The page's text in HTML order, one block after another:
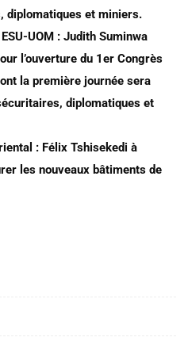
diplomatiques et miniers.
ESU-UOM : Judith Suminwa
l’ouverture du 1er Congrès
la première journée sera
diplomatiques et
: Félix Tshisekedi à
les nouveaux bâtiments de